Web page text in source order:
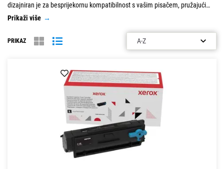
dizajniran je za besprijekornu kompatibilnost s vašim pisačem, pružajući
precizne ispise, živopisne boje i profesionalne rezultate. Uz pouzdanost i
produžuju vijek trajanja vašeg uređaja. Pregledajte našu ponudu i doživite
ispis koji nadmašuje očekivanja.
Prikaži više →
PRIKAZ